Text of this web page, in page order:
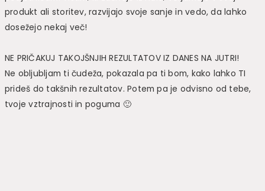
produkt ali storitev, razvijajo svoje sanje in vedo, da lahko
dosežejo nekaj več!
NE PRIČAKUJ TAKOJŠNJIH REZULTATOV IZ DANES NA JUTRI!
Ne obljubljam ti čudeža, pokazala pa ti bom, kako lahko TI
prideš do takšnih rezultatov. Potem pa je odvisno od tebe,
tvoje vztrajnosti in poguma 🙂